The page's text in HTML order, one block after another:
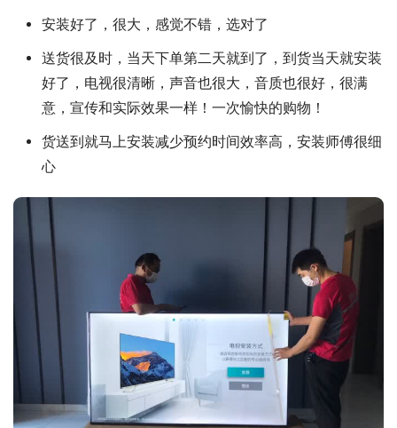
安装好了，很大，感觉不错，选对了
送货很及时，当天下单第二天就到了，到货当天就安装
好了，电视很清晰，声音也很大，音质也很好，很满
意，宣传和实际效果一样！一次愉快的购物！
货送到就马上安装减少预约时间效率高，安装师傅很细
心